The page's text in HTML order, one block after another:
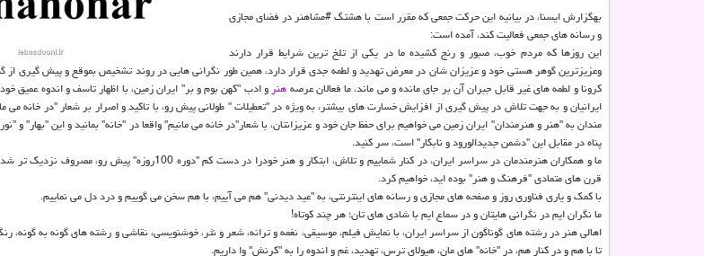
بهگزارش ایسنا، در بیانیه این حركت جمعی كه مقرر است با هشتگ #مشاهنر در فضای مجازی
و رسانه های جمعی فعالیت كند، آمده است:
این روزها كه مردم خوب، صبور و رنج كشیده ما در یكی از تلخ ترین شرایط قرار دارند
وعزیزترین گوهر هستی خود و عزیزان شان در معرض تهدید و لطمه جدی قرار دارد، همین طور نگرانی هایی در روند تشخیص بموقع و پیش گیری
كرونا و لطمه های غیر قابل جبران آن بر جای مانده و می ماند، ما فعالان عرصههنرو ادب "كهن بوم و بر" ایران زمین، با اظهار تاسف و اندوه عمیق
ایرانیان و به جهت تلاش در پیش گیری از افزایش خسارت های بیشتر، به ویژه در "تعطیلات " طولانی پیش رو، با تاكید و اصرار بر شعار "در خانه می
مندان به "هنر و هنرمندان" ایران زمین می خواهیم برای حفظ جان خود و عزیزانتان، با شعار"در خانه می مانیم" واقعا در "خانه" بمانید و این "بهار" و
پناه در مقابل این "دشمن جدیدالورود و نابكار" است، سر كنید.
ما و همكاران هنرمندمان در سراسر ایران، در كنار شماییم و تلاش، ابتكار و هنر
قرن های متمادی "فرهنگ و هنر" بوده اید، خواهیم كرد.
با كمك و یاری فناوری روز و صفحه های مجازی و رسانه های اینترنتی، به "عید دیدنی" هم می آییم، با هم سخن می گوییم و درد دل می نماییم.
ما نگران ایم در نگرانی هایتان و در سماع ایم با شادی های تان؛ هر چند كوتاه!
اهالی هنر در رشته های گوناگون از سراسر ایران، با نمایش فیلم، موسیقی، نغمه و ترانه، شعر و نثر، خوشنویسی، نقاشی و رشته های گونه به
تا با هم و در كنار هم، در "خانه" های مان، هیولای ترس، تهدید، غم و اندوه را به "كرنش" وا داریم.